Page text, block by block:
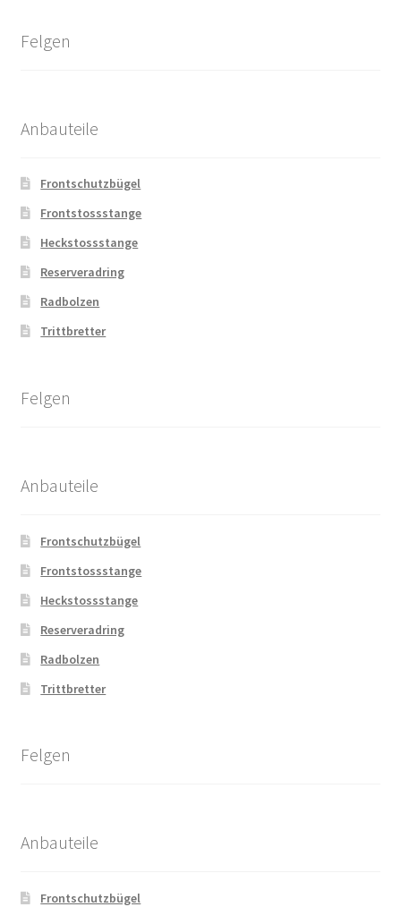
Felgen
Anbauteile
Frontschutzbügel
Frontstossstange
Heckstossstange
Reserveradring
Radbolzen
Trittbretter
Felgen
Anbauteile
Frontschutzbügel
Frontstossstange
Heckstossstange
Reserveradring
Radbolzen
Trittbretter
Felgen
Anbauteile
Frontschutzbügel